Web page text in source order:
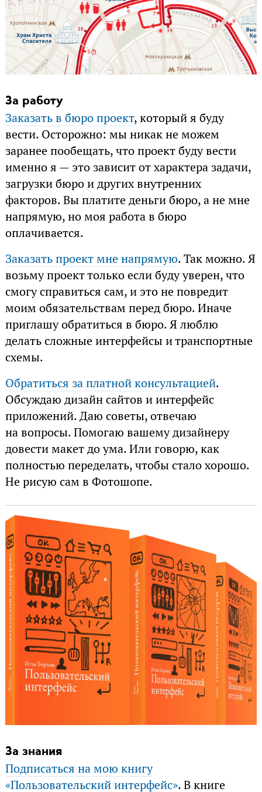
За работу
Заказать в бюро проект, который я буду
вести. Осторожно: мы никак не можем
заранее пообещать, что проект буду вести
именно я — это зависит от характера задачи,
загрузки бюро и других внутренних
факторов. Вы платите деньги бюро, а не мне
напрямую, но моя работа в бюро
оплачивается.
Заказать проект мне напрямую. Так можно. Я
возьму проект только если буду уверен, что
смогу справиться сам, и это не повредит
моим обязательствам перед бюро. Иначе
приглашу обратиться в бюро. Я люблю
делать сложные интерфейсы и транспортные
схемы.
Обратиться за платной консультацией.
Обсуждаю дизайн сайтов и интерфейс
приложений. Даю советы, отвечаю
на вопросы. Помогаю вашему дизайнеру
довести макет до ума. Или говорю, как
полностью переделать, чтобы стало хорошо.
Не рисую сам в Фотошопе.
За знания
Подписаться на мою книгу
«Пользовательский интерфейс». В книге